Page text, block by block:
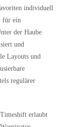
individuell
für ein
der Haube
und
Layouts und
regulärer
erlaubt